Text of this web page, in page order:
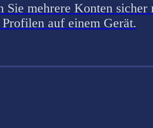
Sie mehrere Konten sicher
auf einem Gerät.